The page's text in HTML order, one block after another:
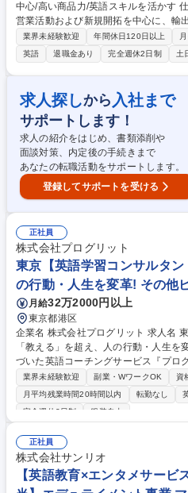
中心/高い商品力/英語スキルを活かす 仕事の内容 海外代理店・販売店への
営業活動および新規開拓を中心に、輸
す。リーダーとして、海外事業の拡大
も携わっていただきます。 ・海外代理店・販売店の開拓および営業活動・
輸出業務・各国規制への対応・海外事
ト 【取引先】中国、シンガポールや
て】化粧品の企画・開発、化粧品販売
けています。世界初の特許技術を用い
添加」で「安全」な化粧品を自信をもって
【大阪/化粧品の海外営業(リーダー)内
かす
業界未経験歓迎 年間休日120日以上
英語
退職金あり 完全週休2日制 土
求人探しから 入社まで
サポートします！
求人の紹介をはじめ、書類添削や
面談対策、内定後の手続きまで
あなたの転職活動をサポートします。
登録してサポートを受ける
正社員
株式会社プログリット
東京【英語学習コンサルタ
の行動・人生を変革! その他
月給32万2000円以上
東京都港区
企業名 株式会社プログリット 求人名 東京【英語学習コンサルタント】
「教える」を超え、人の行動・人生を変革！ 仕事の内容 科学
づいた英語コーチングサービス『プロ
て、短期集中型でお客様の英語力を向
まで提案。（担当のお客様数10～16名程度/週
正しいトレーニング方法の徹底指導(2)
も含めたタイムマネジメント等、効率
用聞きではなく、ビジネスの第一線で
チ」として指導し、深い信頼関係を築
謝されることで、自身の仕事の価値を強く実感も◎ 募
学習コンサルタント】「教える」を超
業界未経験歓迎 副業・WワークOK
資
月平均残業時間20時間以内
転勤なし
完全週休2日制
服装自由
正社員
株式会社サンリオ
【英語教育×エンタメサービ